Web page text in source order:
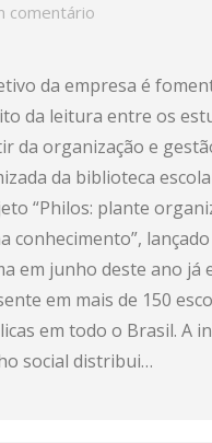
comentário
da empresa é
da leitura entre os
da organização e
da biblioteca
“Philos: plante
conhecimento”,
em junho deste ano já
em mais de 150
em todo o Brasil. A
social distribui…